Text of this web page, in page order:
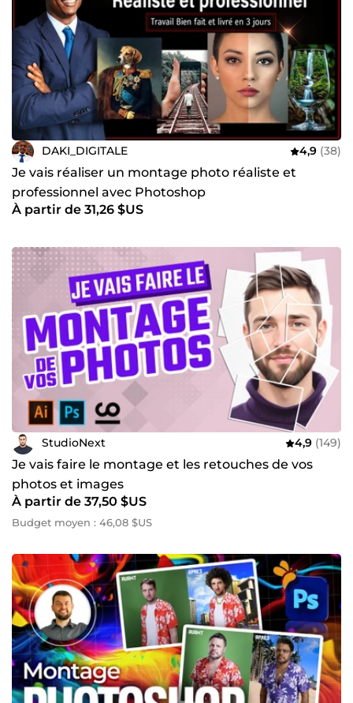
DAKI_DIGITALE 4,9 (38)
Je vais réaliser un montage photo réaliste et
professionnel avec Photoshop
À partir de 31,26 $US
StudioNext 4,9 (149)
Je vais faire le montage et les retouches de vos
photos et images
À partir de 37,50 $US
Budget moyen : 46,08 $US